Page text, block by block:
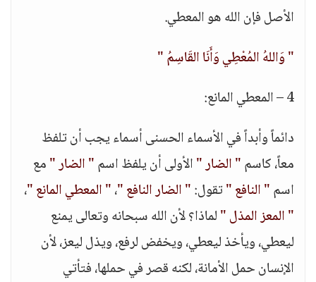
الأصل فإن الله هو المعطي.
" وَاللهُ المُعْطِي وَأَنَا القَاسِمُ "
4 – المعطي المانع:
دائماً وأبداً في الأسماء الحسنى أسماء يجب أن تلفظ
معاً، كاسم" الضار "الأولى أن يلفظ اسم" الضار "مع
اسم" النافع "تقول:" الضار النافع "،" المعطي المانع "،
" المعز المذل "لماذا؟ لأن الله سبحانه وتعالى يمنع
ليعطي، ويأخذ ليعطي، ويخفض لرفع، ويذل ليعز، لأن
الإنسان حمل الأمانة، لكنه قصر في حملها، فتأتي